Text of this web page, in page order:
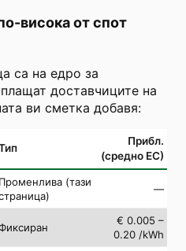
висока от спот
са на едро за
доставчиците на
ви сметка добавя:
Прибл.
(средно ЕС)
Променлива (тази
—
€ 0.005 –
0.20 /kWh